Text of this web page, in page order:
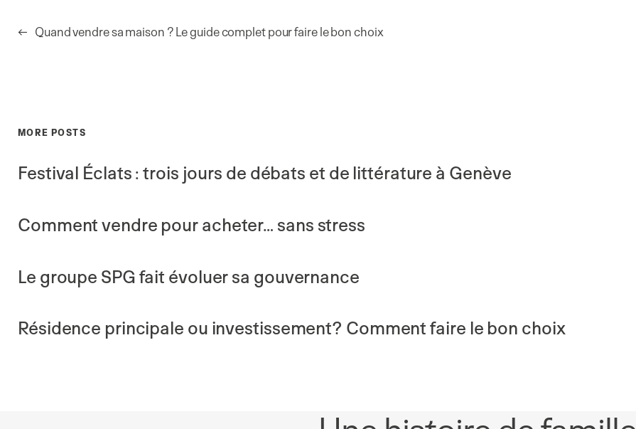
← Quand vendre sa maison ? Le guide complet pour faire le bon choix
MORE POSTS
Festival Éclats : trois jours de débats et de littérature à Genève
Comment vendre pour acheter… sans stress
Le groupe SPG fait évoluer sa gouvernance
Résidence principale ou investissement? Comment faire le bon choix